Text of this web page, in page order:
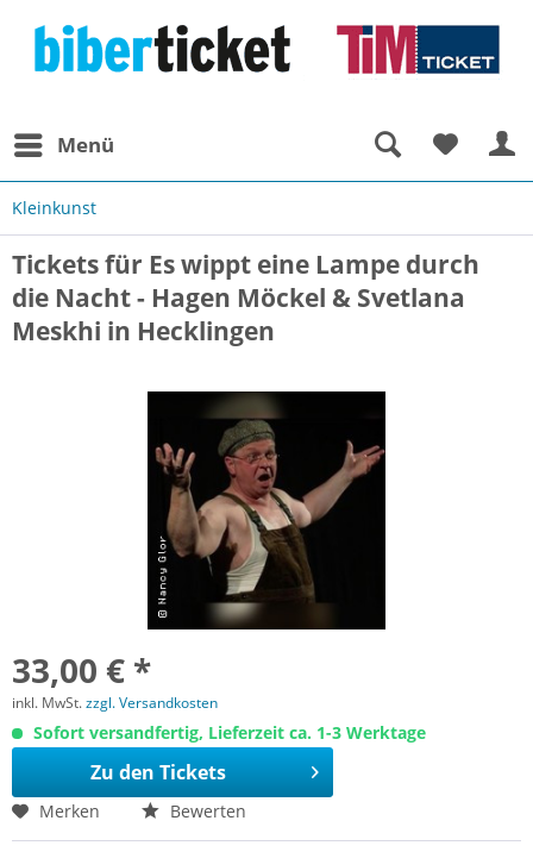
Menü
Kleinkunst
Tickets für Es wippt eine Lampe durch
die Nacht - Hagen Möckel & Svetlana
Meskhi in Hecklingen
33,00 € *
inkl. MwSt.zzgl. Versandkosten
Sofort versandfertig, Lieferzeit ca. 1-3 Werktage
Zu den Tickets
Merken Bewerten